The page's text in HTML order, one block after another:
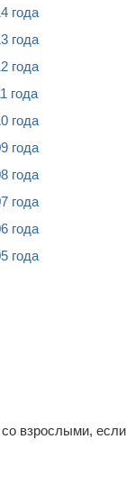
года
года
года
года
года
года
года
года
года
года
взрослыми,